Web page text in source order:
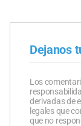
Dejanos
Los
derivadas de
legales que
que no